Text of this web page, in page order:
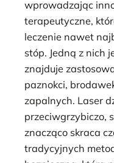
wprowadzając
terapeutyczne,
leczenie nawet
stóp. Jedną z nich
znajduje
paznokci,
zapalnych. Laser
przeciwgrzybiczo,
znacząco skraca
tradycyjnych